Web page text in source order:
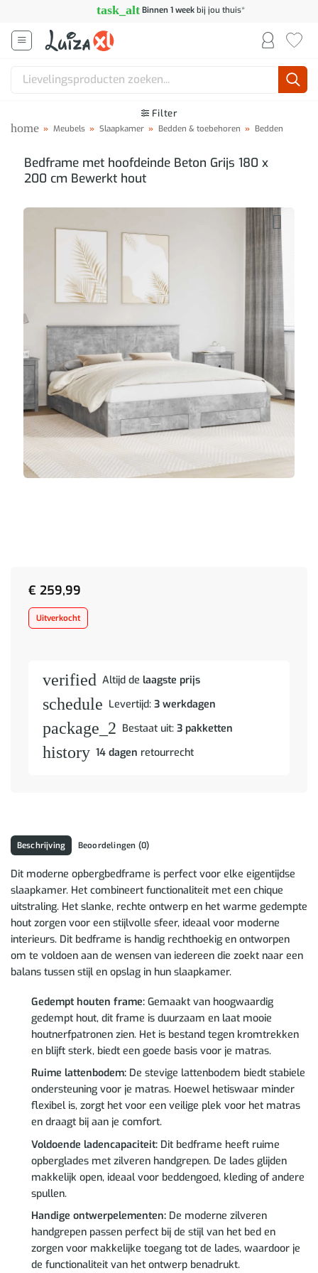
inhoud
task_alt Binnen 1 weekbij jou thuis*
Zoeken
Filter
home » Meubels » Slaapkamer » Bedden & toebehoren » Bedden
Bedframe met hoofdeinde Beton Grijs 180 x
200 cm Bewerkt hout
€ 259,99
Uitverkocht
verified Altijd de laagste prijs
schedule Levertijd: 3 werkdagen
package_2 Bestaat uit: 3 pakketten
history 14 dagen retourrecht
Beschrijving Beoordelingen (0)
Dit moderne opbergbedframe is perfect voor elke eigentijdse
slaapkamer. Het combineert functionaliteit met een chique
uitstraling. Het slanke, rechte ontwerp en het warme gedempte
hout zorgen voor een stijlvolle sfeer, ideaal voor moderne
interieurs. Dit bedframe is handig rechthoekig en ontworpen
om te voldoen aan de wensen van iedereen die zoekt naar een
balans tussen stijl en opslag in hun slaapkamer.
Gedempt houten frame:Gemaakt van hoogwaardig
gedempt hout, dit frame is duurzaam en laat mooie
houtnerfpatronen zien. Het is bestand tegen kromtrekken
en blijft sterk, biedt een goede basis voor je matras.
Ruime lattenbodem:De stevige lattenbodem biedt stabiele
ondersteuning voor je matras. Hoewel hetiswaar minder
flexibel is, zorgt het voor een veilige plek voor het matras
en draagt bij aan je comfort.
Voldoende ladencapaciteit:Dit bedframe heeft ruime
opberglades met zilveren handgrepen. De lades glijden
makkelijk open, ideaal voor beddengoed, kleding of andere
spullen.
Handige ontwerpelementen:De moderne zilveren
handgrepen passen perfect bij de stijl van het bed en
zorgen voor makkelijke toegang tot de lades, waardoor je
de functionaliteit van het ontwerp benadrukt.